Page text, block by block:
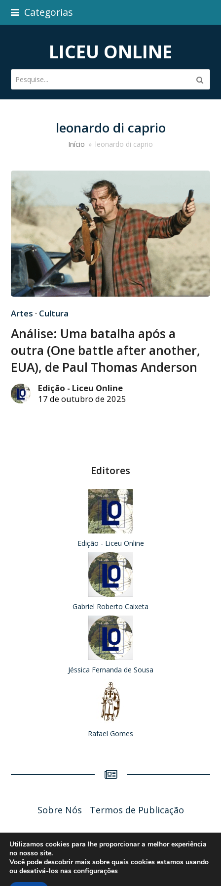
Categorias
LICEU ONLINE
Pesquise...
leonardo di caprio
Início » leonardo di caprio
Artes · Cultura
Análise: Uma batalha após a
outra (One battle after another,
EUA), de Paul Thomas Anderson
Edição - Liceu Online
17 de outubro de 2025
Editores
Edição - Liceu Online
Gabriel Roberto Caixeta
Jéssica Fernanda de Sousa
Rafael Gomes
Sobre Nós Termos de Publicação
Liceu Online 2026 - Política de Privacidade
Utilizamos cookies para lhe proporcionar a melhor experiência
no nosso site.
Você pode descobrir mais sobre quais cookies estamos usando
ou desativá-los nas configurações